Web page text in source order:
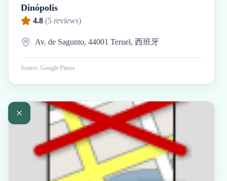
Dinópolis
4.8 (5 reviews)
Av. de Sagunto, 44001 Teruel, 西班牙
Source: Google Places